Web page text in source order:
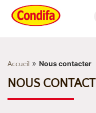
Accueil » Nous contacter
NOUS